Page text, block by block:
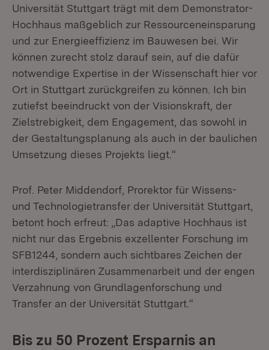
Universität Stuttgart trägt mit dem Demonstrator-
Hochhaus maßgeblich zur Ressourceneinsparung
und zur Energieeffizienz im Bauwesen bei. Wir
können zurecht stolz darauf sein, auf die dafür
notwendige Expertise in der Wissenschaft hier vor
Ort in Stuttgart zurückgreifen zu können. Ich bin
zutiefst beeindruckt von der Visionskraft, der
Zielstrebigkeit, dem Engagement, das sowohl in
der Gestaltungsplanung als auch in der baulichen
Umsetzung dieses Projekts liegt.“
Prof. Peter Middendorf, Prorektor für Wissens-
und Technologietransfer der Universität Stuttgart,
betont hoch erfreut: „Das adaptive Hochhaus ist
nicht nur das Ergebnis exzellenter Forschung im
SFB1244, sondern auch sichtbares Zeichen der
interdisziplinären Zusammenarbeit und der engen
Verzahnung von Grundlagenforschung und
Transfer an der Universität Stuttgart.“
Bis zu 50 Prozent Ersparnis an